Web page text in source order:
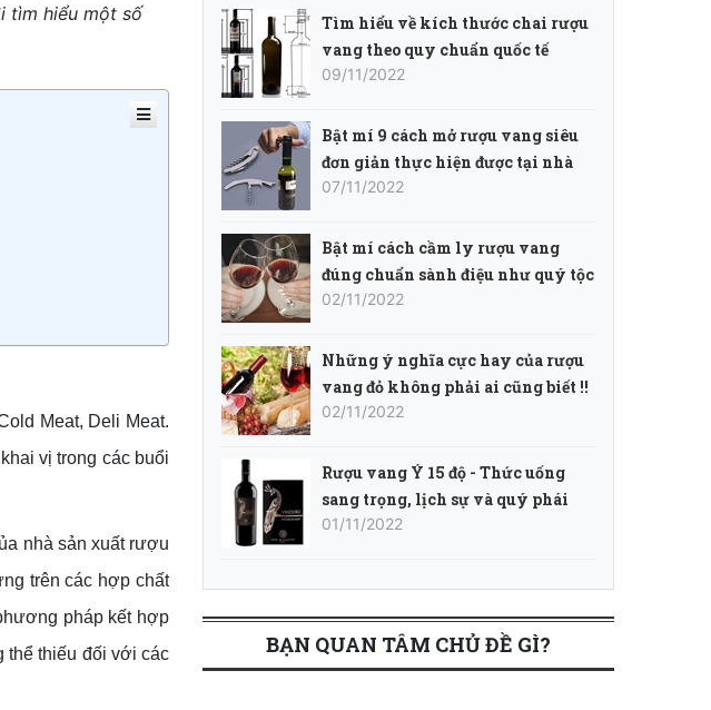
tìm hiểu một số
Meat, Deli Meat.
vị trong các buổi
nhà sản xuất rượu
trên các hợp chất
pháp kết hợp
thể thiếu đối với các
Tìm hiểu về kích thước chai rượu
vang theo quy chuẩn quốc tế
09/11/2022
Bật mí 9 cách mở rượu vang siêu
đơn giản thực hiện được tại nhà
07/11/2022
Bật mí cách cầm ly rượu vang
đúng chuẩn sành điệu như quý tộc
02/11/2022
Những ý nghĩa cực hay của rượu
vang đỏ không phải ai cũng biết !!
02/11/2022
Rượu vang Ý 15 độ - Thức uống
sang trọng, lịch sự và quý phái
01/11/2022
BẠN QUAN TÂM CHỦ ĐỀ GÌ?